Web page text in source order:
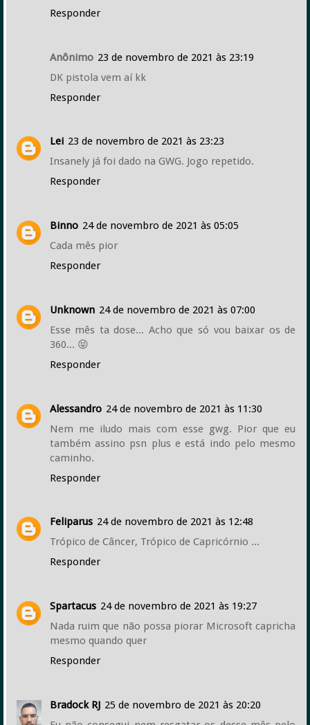
Responder
Anônimo 23 de novembro de 2021 às 23:19
DK pistola vem aí kk
Responder
Lei 23 de novembro de 2021 às 23:23
Insanely já foi dado na GWG. Jogo repetido.
Responder
Binno 24 de novembro de 2021 às 05:05
Cada mês pior
Responder
Unknown 24 de novembro de 2021 às 07:00
Esse mês ta dose... Acho que só vou baixar os de
360... 😝
Responder
Alessandro 24 de novembro de 2021 às 11:30
Nem me iludo mais com esse gwg. Pior que eu
também assino psn plus e está indo pelo mesmo
caminho.
Responder
Feliparus 24 de novembro de 2021 às 12:48
Trópico de Câncer, Trópico de Capricórnio ...
Responder
Spartacus 24 de novembro de 2021 às 19:27
Nada ruim que não possa piorar Microsoft capricha
mesmo quando quer
Responder
Bradock RJ 25 de novembro de 2021 às 20:20